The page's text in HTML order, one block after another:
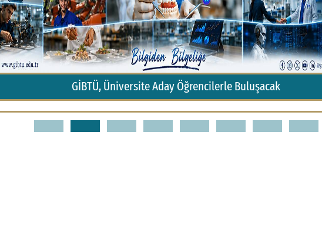
GİBTÜ, Üniversite Aday Öğrencilerle Buluşacak
1 2 3 4 5 6 7 8